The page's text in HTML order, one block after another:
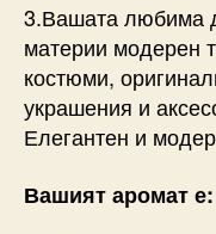
3.Вашата любима
материи модерен
костюми,
украшения и
Елегантен и
Вашият аромат